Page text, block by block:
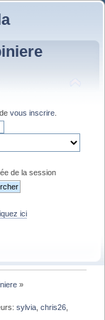
vous inscrire
de la session
ici
»
sylvia ,chris26